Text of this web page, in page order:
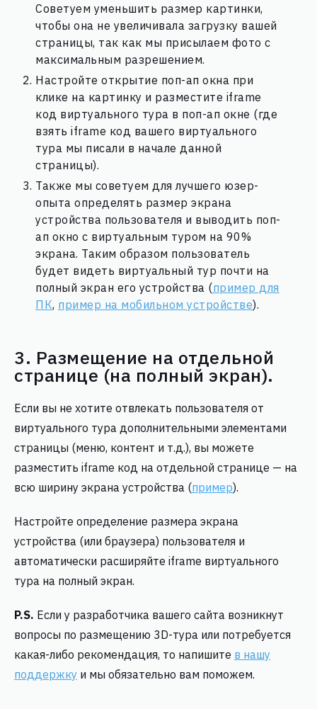
Советуем уменьшить размер картинки,
чтобы она не увеличивала загрузку вашей
страницы, так как мы присылаем фото с
максимальным разрешением.
Настройте открытие поп-ап окна при
клике на картинку и разместите iframe
код виртуального тура в поп-ап окне (где
взять iframe код вашего виртуального
тура мы писали в начале данной
страницы).
Также мы советуем для лучшего юзер-
опыта определять размер экрана
устройства пользователя и выводить поп-
ап окно с виртуальным туром на 90%
экрана. Таким образом пользователь
будет видеть виртуальный тур почти на
полный экран его устройства (пример для
ПК, пример на мобильном устройстве).
3. Размещение на отдельной
странице (на полный экран).
Если вы не хотите отвлекать пользователя от
виртуального тура дополнительными элементами
страницы (меню, контент и т.д.), вы можете
разместить iframe код на отдельной странице — на
всю ширину экрана устройства (пример).
Настройте определение размера экрана
устройства (или браузера) пользователя и
автоматически расширяйте iframe виртуального
тура на полный экран.
P.S. Если у разработчика вашего сайта возникнут
вопросы по размещению 3D-тура или потребуется
какая-либо рекомендация, то напишите в нашу
поддержку и мы обязательно вам поможем.